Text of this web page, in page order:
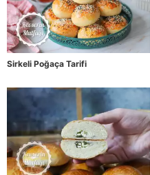
Sirkeli Poğaça Tarifi